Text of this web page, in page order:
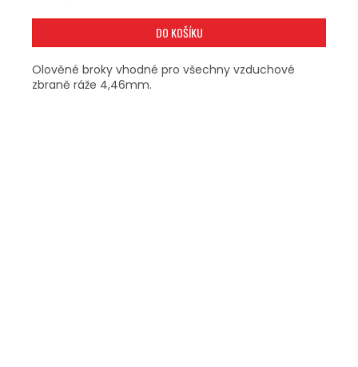
DO KOŠÍKU
Olověné broky vhodné pro všechny vzduchové
zbraně ráže 4,46mm.